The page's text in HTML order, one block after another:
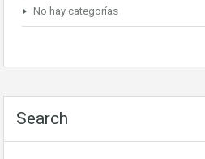
No hay categorías
Search